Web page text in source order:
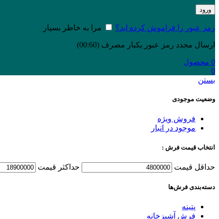
ورود
رمز عبور را فراموش کرده اید؟ مرا به خاطر بسپار
ارسال مجدد رمز عبور یکبار مصرف (00:
60
)
0 محصول
0
بستن
وضعیت موجودی
فروش ویژه
موجود در انبار
انتخاب قیمت فرش :
حداقل قیمت حداكثر قيمت
دسته‌بندی‌ فرش‌ها
پتینه
فرش آشپزخانه